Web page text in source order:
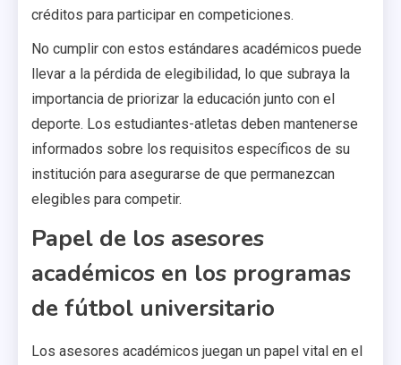
créditos para participar en competiciones.
No cumplir con estos estándares académicos puede
llevar a la pérdida de elegibilidad, lo que subraya la
importancia de priorizar la educación junto con el
deporte. Los estudiantes-atletas deben mantenerse
informados sobre los requisitos específicos de su
institución para asegurarse de que permanezcan
elegibles para competir.
Papel de los asesores
académicos en los programas
de fútbol universitario
Los asesores académicos juegan un papel vital en el